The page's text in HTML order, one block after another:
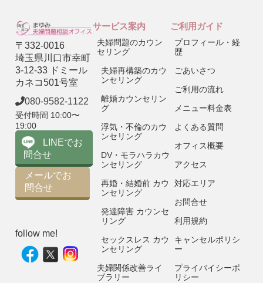
〒332-0016
埼玉県川口市幸町
3-12-33 ドミール
カネコ501号室
080-9582-1122
受付時間 10:00〜
19:00
LINEでお
問合せ
メールでお
問合せ
follow me!
サービス案内
夫婦問題のカウン
セリング
夫婦再構築のカウ
ンセリング
離婚カウンセリン
グ
浮気・不倫のカウ
ンセリング
DV・モラハラカウ
ンセリング
再婚・結婚前 カウ
ンセリング
発達障害 カウンセ
リング
セックスレス カウ
ンセリング
夫婦関係改善ライ
ブラリー
ご利用ガイド
プロフィール・経
歴
ごあいさつ
ご利用の流れ
メニュー料金表
よくある質問
オフィス概要
アクセス
対応エリア
お問合せ
利用規約
キャンセルポリシ
ー
プライバイシーポ
リシー